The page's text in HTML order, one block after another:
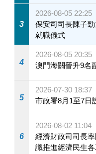
3
2026-08-05 22:25
保安司司長陳子
就職儀式
4
2026-08-05 20:35
澳門海關晉升9名
5
2026-07-30 18:37
市政署8月1至7日
6
2026-08-02 11:04
經濟財政司司長
識推進經濟民生